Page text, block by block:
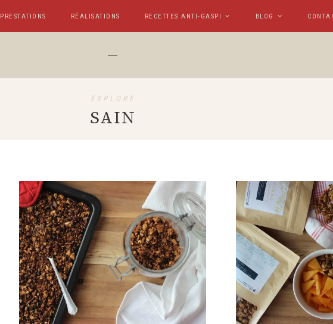
PRESTATIONS RÉALISATIONS RECETTES ANTI-GASPI BLOG
EXPLORE
SAIN